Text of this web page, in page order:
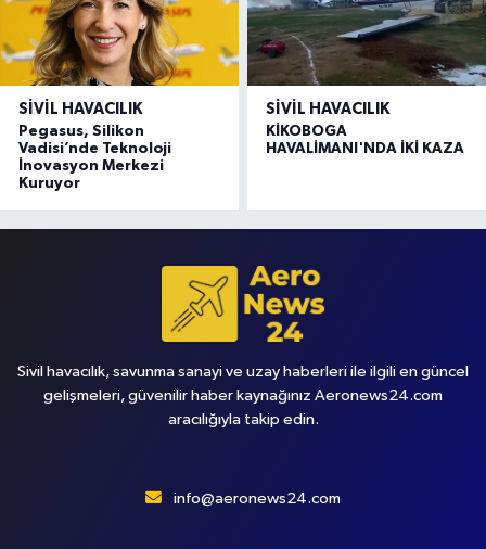
SIVIL HAVACILIK
Pegasus, Silikon
Vadisi’nde Teknoloji
İnovasyon Merkezi
Kuruyor
SIVIL HAVACILIK
KİKOBOGA
HAVALİMANI'NDA İKİ KAZA
Sivil havacılık, savunma sanayi ve uzay haberleri ile ilgili en güncel
gelişmeleri, güvenilir haber kaynağınız Aeronews24.com
aracılığıyla takip edin.
info@aeronews24.com